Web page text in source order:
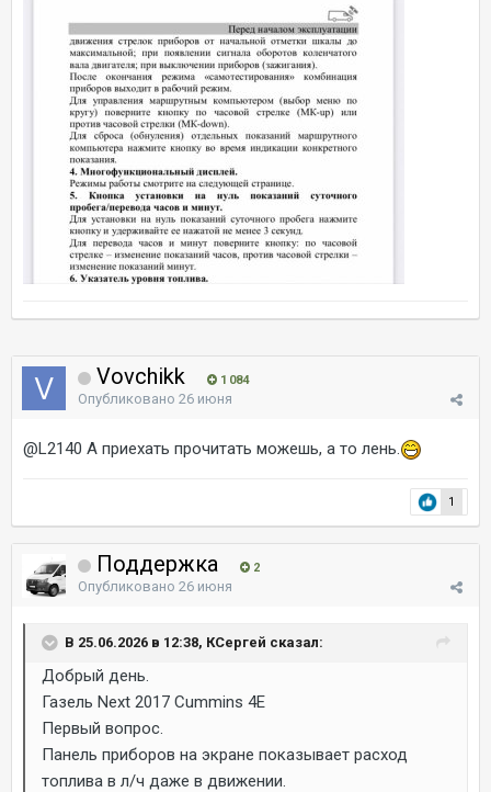
Vovchikk 1 084
Опубликовано 26 июня
@L2140 А приехать прочитать можешь, а то лень.
1
Поддержка 2
Опубликовано 26 июня
В 25.06.2026 в 12:38, КСергей сказал:
Добрый день.
Газель Next 2017 Cummins 4E
Первый вопрос.
Панель приборов на экране показывает расход
топлива в л/ч даже в движении.